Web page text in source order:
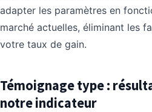
adapter les paramètres en
marché actuelles, éliminant les
votre taux de gain.
Témoignage type :
notre indicateur